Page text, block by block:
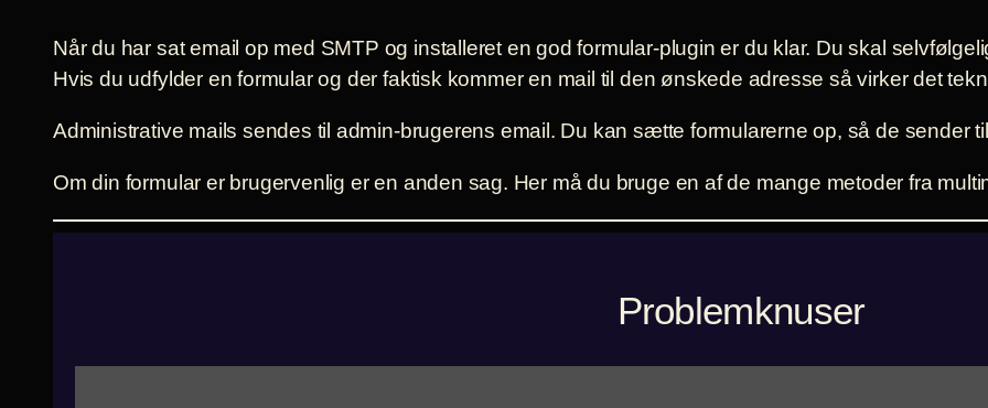
Når du har sat email op med SMTP og installeret en god formular-plugin er du klar. Du skal
Hvis du udfylder en formular og der faktisk kommer en mail til den ønskede adresse så virker det
Administrative mails sendes til admin-brugerens email. Du kan sætte formularerne op, så de sender
Om din formular er brugervenlig er en anden sag. Her må du bruge en af de mange metoder fra
Problemknuser